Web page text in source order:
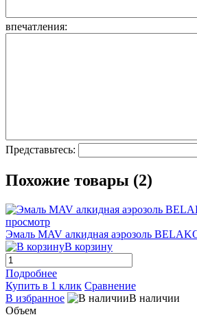
впечатления:
Представьтесь:
Похожие товары (2)
просмотр
Эмаль MAV алкидная аэрозоль
В корзину
Подробнее
Купить в 1 клик Сравнение
В избранное
В наличии
Объем